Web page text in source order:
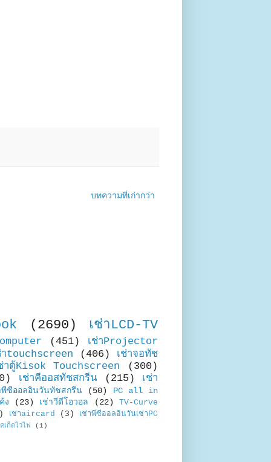
บทความที่เก่ากว่า
(2690) เช่าLCD-TV
(451)
เช่าProjector
าtouchscreen
(406)
เช่าจอทัช
าตู้Kisok Touchscreen
(300)
เช่าคีออสทัชสกรีน (215) เช่า
พีซีออลอินวันทัชสกรีน (50)
PC all in
ง
(23) เช่าวีดีโอวอล (22)
TV-Curve
เช่าaircard (3) เช่าพีซีออลอินวันเช่าPC
เก็ตไวไฟ (1)